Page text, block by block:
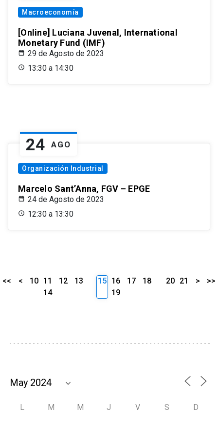
Macroeconomía
[Online] Luciana Juvenal, International
Monetary Fund (IMF)
29 de Agosto de 2023
13:30 a 14:30
24 AGO
Organización Industrial
Marcelo Sant’Anna, FGV – EPGE
24 de Agosto de 2023
12:30 a 13:30
<< < 10 11 12
13
14
15 16 17
18
19
20 21 > >>
L M M J V S D